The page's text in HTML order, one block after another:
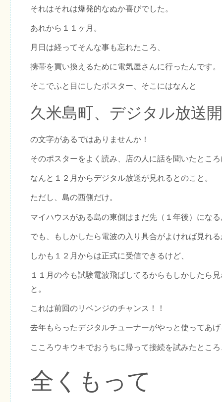
それはそれは爆発的なぬか喜びでした。
あれから１１ヶ月。
月日は経ってそんな事も忘れたころ、
携帯を買い換えるために電気屋さんに行ったんです。
そこでふと目にしたポスター、そこにはなんと
久米島町、デジタル放送
の文字があるではありませんか！
そのポスターをよく読み、店の人に話を聞いたとこ
なんと１２月からデジタル放送が見れるとのこと。
ただし、島の西側だけ。
マイハウスがある島の東側はまだ先（１年後）にな
でも、もしかしたら電波の入り具合がよければ見れ
しかも１２月からは正式に受信できるけど、
１１月の今も試験電波飛ばしてるからもしかしたら
と。
これは前回のリベンジのチャンス！！
去年もらったデジタルチューナーがやっと使ってあ
こころウキウキでおうちに帰って接続を試みたところ
全くもって